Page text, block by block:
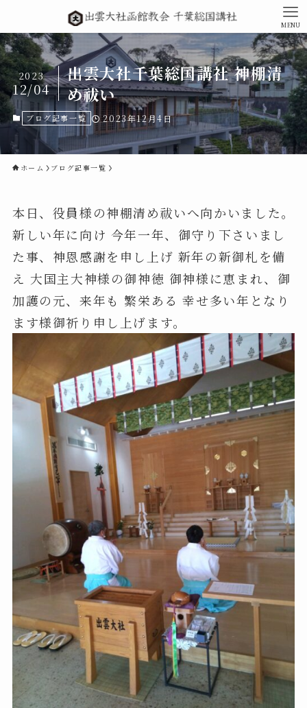
MENU
出雲大社千葉総国講社 神棚清
め祓い
2023
12/04
ブログ記事一覧 2023年12月4日
ホーム ブログ記事一覧
本日、役員様の神棚清め祓いへ向かいました。
新しい年に向け 今年一年、御守り下さいまし
た事、神恩感謝を申し上げ 新年の新御札を備
え 大国主大神様の御神徳 御神様に恵まれ、御
加護の元、来年も 繁栄ある 幸せ多い年となり
ます様御祈り申し上げます。